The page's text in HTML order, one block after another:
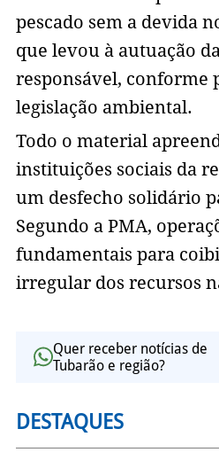
pescado sem a devida
que levou à autuação
responsável, conforme
legislação ambiental.
Todo o material
instituições sociais da
um desfecho solidário
Segundo a PMA,
fundamentais para
irregular dos recursos
Quer receber notícias de
Tubarão e região?
DESTAQUES